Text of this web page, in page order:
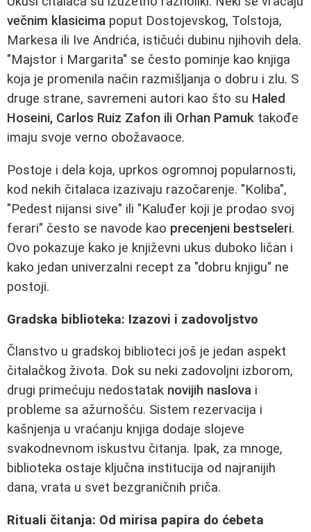
večnim klasicima poput Dostojevskog, Tolstoja,
Markesa ili Ive Andrića, ističući dubinu njihovih dela.
"Majstor i Margarita" se često pominje kao knjiga
koja je promenila način razmišljanja o dobru i zlu. S
druge strane, savremeni autori kao što su Haled
Hoseini, Carlos Ruiz Zafon ili Orhan Pamuk takođe
imaju svoje verno obožavaoce.
Postoje i dela koja, uprkos ogromnoj popularnosti,
kod nekih čitalaca izazivaju razočarenje. "Koliba",
"Pedest nijansi sive" ili "Kaluđer koji je prodao svoj
ferari" često se navode kao precenjeni bestseleri.
Ovo pokazuje kako je književni ukus duboko ličan i
kako jedan univerzalni recept za "dobru knjigu" ne
postoji.
Gradska biblioteka: Izazovi i zadovoljstvo
Članstvo u gradskoj biblioteci još je jedan aspekt
čitalačkog života. Dok su neki zadovoljni izborom,
drugi primećuju nedostatak novijih naslova i
probleme sa ažurnošću. Sistem rezervacija i
kašnjenja u vraćanju knjiga dodaje slojeve
svakodnevnom iskustvu čitanja. Ipak, za mnoge,
biblioteka ostaje ključna institucija od najranijih
dana, vrata u svet bezgraničnih priča.
Rituali čitanja: Od mirisa papira do ćebeta